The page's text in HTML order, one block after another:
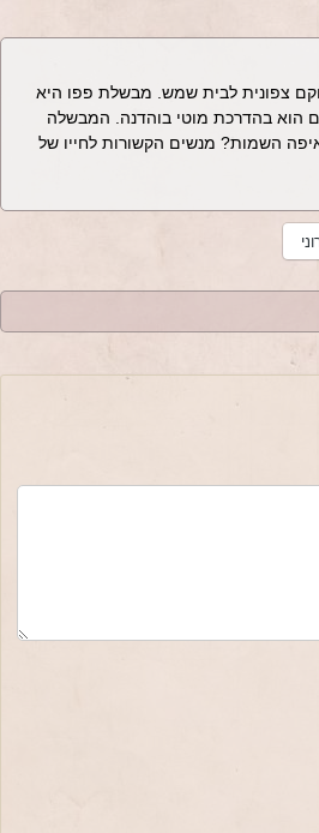
צלפון הממוקם צפונית לבית שמש. מבשלת פפו היא
הוא בהדרכת מוטי בוהדנה. המבשלה
השמות? מנשים הקשורות לחייו של